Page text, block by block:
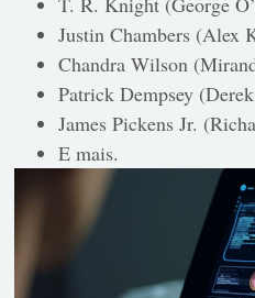
Justin Chambers (Alex
Chandra Wilson
Patrick Dempsey
James Pickens Jr.
E mais.